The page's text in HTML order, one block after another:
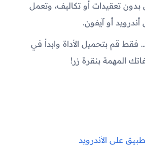
تعقيدات أو تكاليف، وتعمل
أو آيفون.
فقط قم بتحميل الأداة وابدأ في
المهمة بنقرة زر!
على الأندرويد